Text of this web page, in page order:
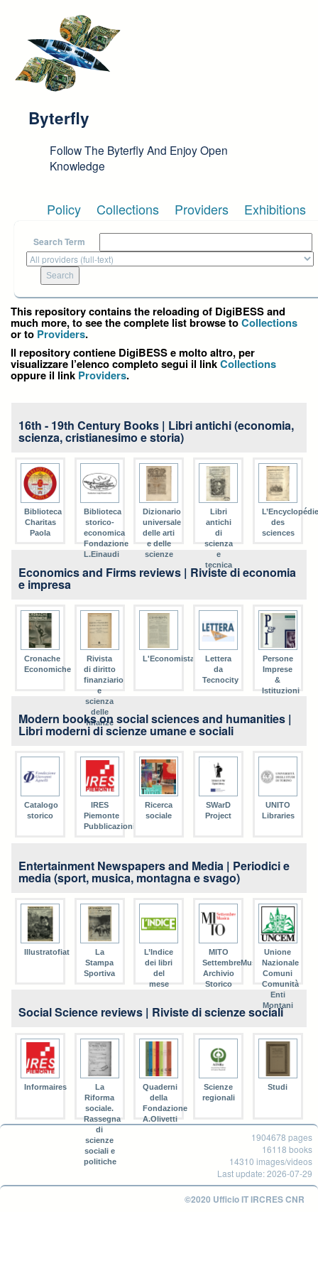
Byterfly
Follow The Byterfly And Enjoy Open
Knowledge
Policy Collections Providers Exhibitions
Search Term
This repository contains the reloading of DigiBESS and
much more, to see the complete list browse toCollections
or to Providers.
Il repository contiene DigiBESS e molto altro, per
visualizzare l’elenco completo segui il linkCollections
oppure il link Providers.
16th - 19th Century Books | Libri antichi (economia,
scienza, cristianesimo e storia)
Biblioteca
Charitas
Paola
Biblioteca
storico-
economica
Fondazione
L.Einaudi
Dizionario
universale
delle arti
e delle
scienze
Libri
antichi
di
scienza
e
tecnica
L’Encyclopédie
des
sciences
Economics and Firms reviews | Riviste di economia
e impresa
Cronache
Economiche
Rivista
di diritto
finanziario
e
scienza
delle
finanze
L'Economista
Lettera
da
Tecnocity
Persone
Imprese
&
Istituzioni
Modern books on social sciences and humanities |
Libri moderni di scienze umane e sociali
Catalogo
storico
IRES
Piemonte
Pubblicazioni
Ricerca
sociale
SWarD
Project
UNITO
Libraries
Entertainment Newspapers and Media | Periodici e
media (sport, musica, montagna e svago)
Illustratofiat
La
Stampa
Sportiva
L’Indice
dei libri
del
mese
MITO
SettembreMusica
Archivio
Storico
Unione
Nazionale
Comuni
Comunità
Enti
Montani
Social Science reviews | Riviste di scienze sociali
Informaires
La
Riforma
sociale.
Rassegna
di
scienze
sociali e
politiche
Quaderni
della
Fondazione
A.Olivetti
Scienze
regionali
Studi
1904678 pages
16118 books
14310 images/videos
Last update: 2026-07-29
©2020 Ufficio IT IRCRES CNR